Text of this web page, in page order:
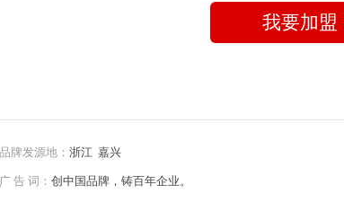
我要加盟
品牌发源地： 浙江 嘉兴
广 告 词： 创中国品牌，铸百年企业。